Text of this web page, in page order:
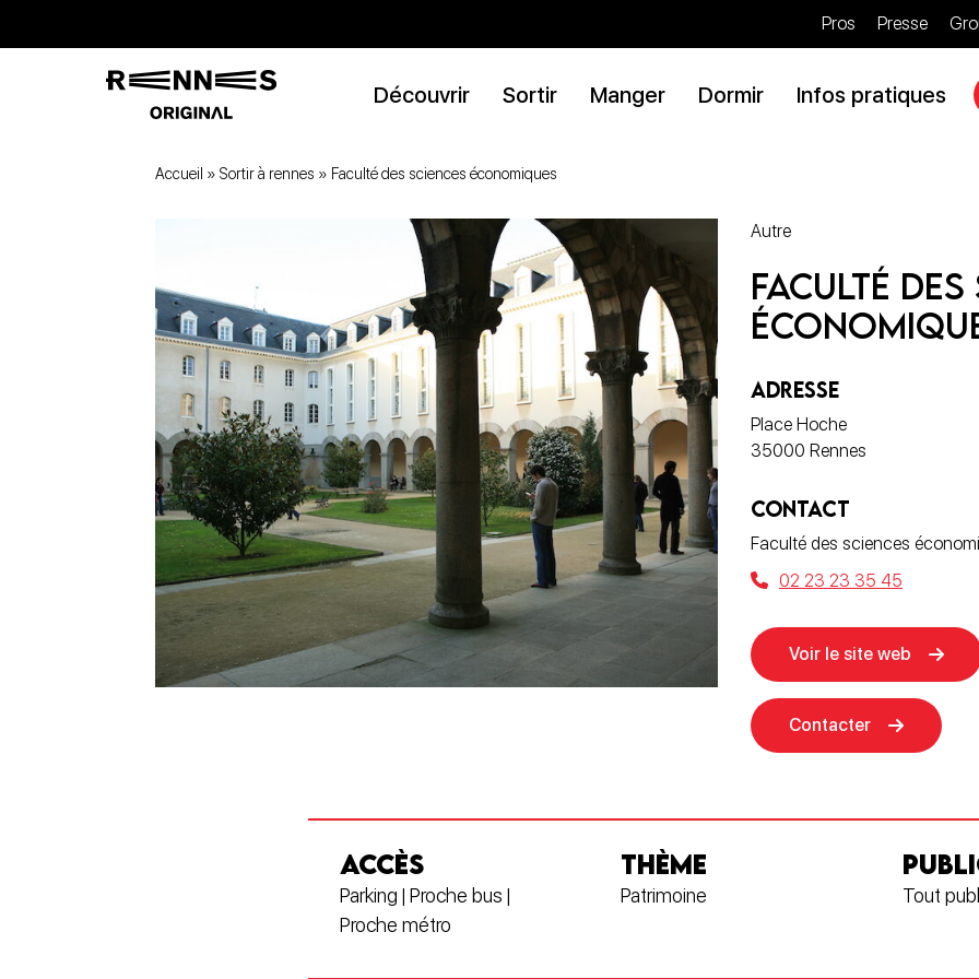
Pros Presse
Découvrir Sortir Manger Dormir Infos pratiques
Accueil » Sortir à rennes » Faculté des sciences économiques
Autre
Faculté des
ADRESSE
Place Hoche
35000 Rennes
CONTACT
Faculté des sciences
02 23 23 35 45
Voir le site web
Contacter
ACCÈS
Parking | Proche bus |
Proche métro
THÈME
Patrimoine Tout